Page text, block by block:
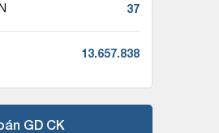
37
13.657.838
GD CK